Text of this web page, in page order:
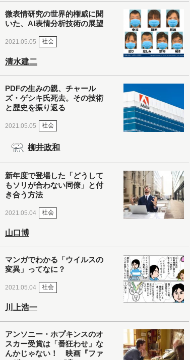
微表情研究の世界的権威に聞
いた、AI表情分析技術の展望
2021.05.05 社会
清水建二
PDFの生みの親、チャール
ズ・ゲシキ氏死去。その技術
と歴史を振り返る
2021.05.05 社会
柳井政和
新年度で登場した「どうして
もソリが合わない同僚」と付
き合う方法
2021.05.04 社会
山口博
マンガでわかる「ウイルスの
変異」ってなに？
2021.05.04 社会
川上浩一
アンソニー・ホプキンスのオ
スカー受賞は「番狂わせ」な
んかじゃない！ 映画『ファ